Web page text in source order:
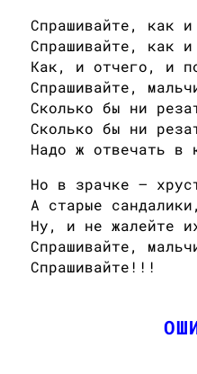
Спрашивайте, как и
Спрашивайте, как и
Как, и отчего, и
Спрашивайте,
Сколько бы ни
Сколько бы ни
Надо ж отвечать в
Но в зрачке —
А старые
Ну, и не жалейте
Спрашивайте,
Спрашивайте!!!